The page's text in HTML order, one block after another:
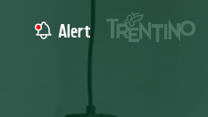
Alert